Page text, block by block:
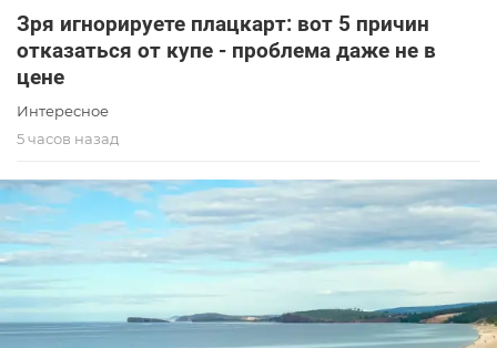
Зря игнорируете плацкарт: вот 5 причин
отказаться от купе - проблема даже не в
цене
Интересное
5 часов назад